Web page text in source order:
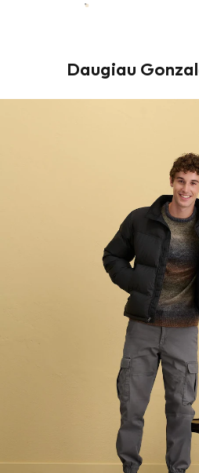
Daugiau